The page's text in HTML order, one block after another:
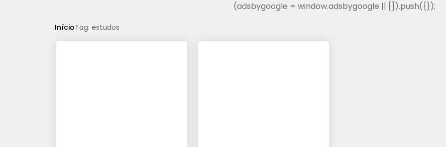
(adsbygoogle = window.adsbygoogle || []).push({});
InícioTag: estudos